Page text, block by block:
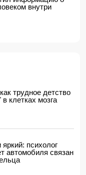
летнего юноши
Харьковской
августа
внутри
трудное детство
клетках мозга
психолог
автомобиля связан